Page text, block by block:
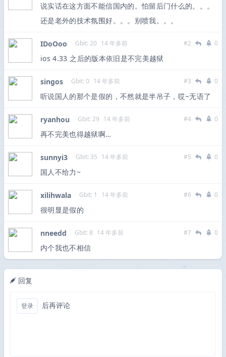
说实话在这方面不能信国内的。怕留后门什么的。。。
还是老外的技术氛围好。。。别喷我。。。
IDoOoo Gbit: 20 14 年多前 #2 0
ios 4.33 之后的版本依旧是不完美越狱
singos Gbit: 0 14 年多前 #3 0
听说国人的那个是假的，不然就是半吊子，哎~无语了
ryanhou Gbit: 29 14 年多前 #4 0
再不完美也得越狱啊…
sunnyi3 Gbit: 35 14 年多前 #5 0
国人不给力~
xilihwala Gbit: 1 14 年多前 #6 0
很明显是假的
nneedd Gbit: 8 14 年多前 #7 0
内个我也不相信
回复
登录 后再评论